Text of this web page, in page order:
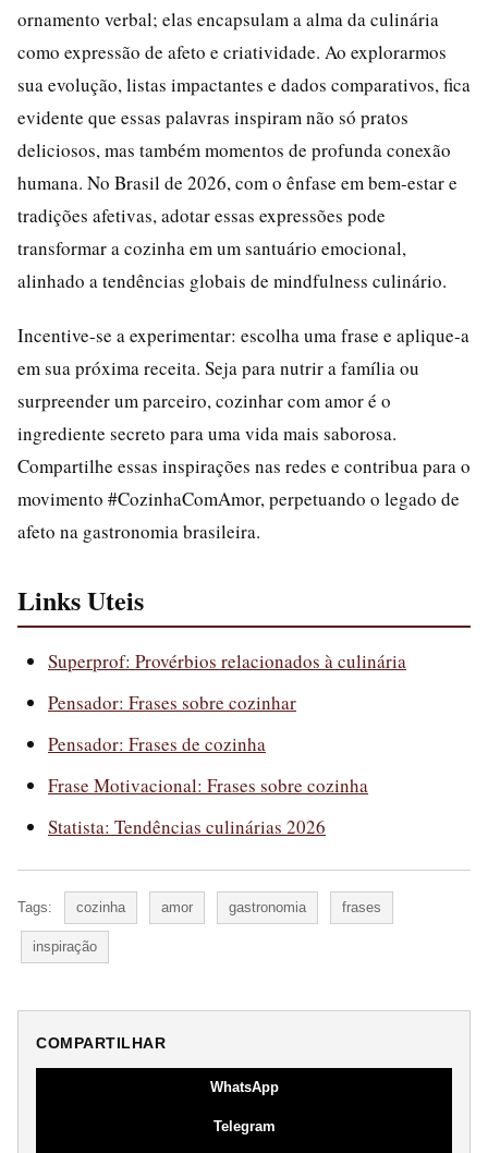
ornamento verbal; elas encapsulam a alma da culinária
como expressão de afeto e criatividade. Ao explorarmos
sua evolução, listas impactantes e dados comparativos, fica
evidente que essas palavras inspiram não só pratos
deliciosos, mas também momentos de profunda conexão
humana. No Brasil de 2026, com o ênfase em bem-estar e
tradições afetivas, adotar essas expressões pode
transformar a cozinha em um santuário emocional,
alinhado a tendências globais de mindfulness culinário.
Incentive-se a experimentar: escolha uma frase e aplique-a
em sua próxima receita. Seja para nutrir a família ou
surpreender um parceiro, cozinhar com amor é o
ingrediente secreto para uma vida mais saborosa.
Compartilhe essas inspirações nas redes e contribua para o
movimento #CozinhaComAmor, perpetuando o legado de
afeto na gastronomia brasileira.
Links Uteis
Superprof: Provérbios relacionados à culinária
Pensador: Frases sobre cozinhar
Pensador: Frases de cozinha
Frase Motivacional: Frases sobre cozinha
Statista: Tendências culinárias 2026
Tags: cozinha amor gastronomia frases
inspiração
COMPARTILHAR
WhatsApp
Telegram